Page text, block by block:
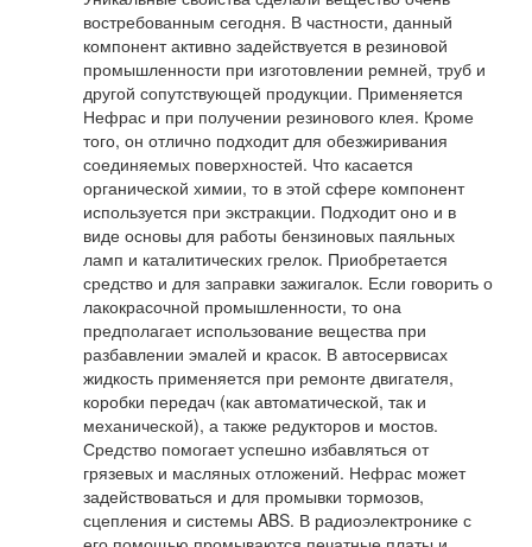
востребованным сегодня. В частности, данный
компонент активно задействуется в резиновой
промышленности при изготовлении ремней, труб и
другой сопутствующей продукции. Применяется
Нефрас и при получении резинового клея. Кроме
того, он отлично подходит для обезжиривания
соединяемых поверхностей. Что касается
органической химии, то в этой сфере компонент
используется при экстракции. Подходит оно и в
виде основы для работы бензиновых паяльных
ламп и каталитических грелок. Приобретается
средство и для заправки зажигалок. Если говорить о
лакокрасочной промышленности, то она
предполагает использование вещества при
разбавлении эмалей и красок. В автосервисах
жидкость применяется при ремонте двигателя,
коробки передач (как автоматической, так и
механической), а также редукторов и мостов.
Средство помогает успешно избавляться от
грязевых и масляных отложений. Нефрас может
задействоваться и для промывки тормозов,
сцепления и системы ABS. В радиоэлектронике с